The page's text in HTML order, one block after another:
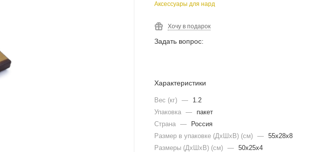
Аксессуары для нард
Хочу в подарок
Задать вопрос:
Характеристики
Вес (кг) —
1.2
Упаковка —
пакет
Страна —
Россия
Размер в упаковке (ДхШxВ) (см) — 55х28х8
Размеры (ДxШxВ) (см) — 50х25х4